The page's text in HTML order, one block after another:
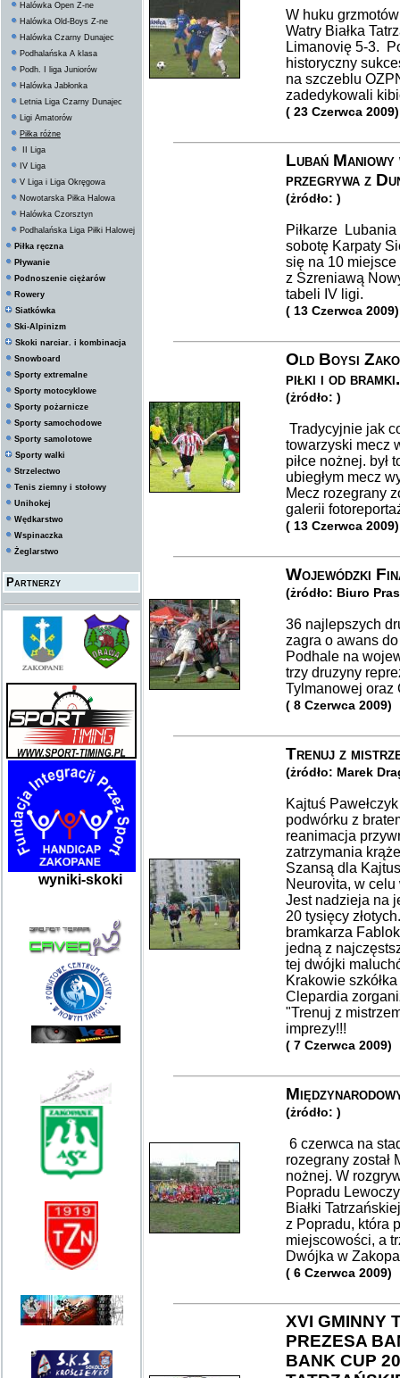
Halówka Open Z-ne
Halówka Old-Boys Z-ne
Halówka Czarny Dunajec
Podhalańska A klasa
Podh. I liga Juniorów
Halówka Jabłonka
Letnia Liga Czarny Dunajec
Ligi Amatorów
Piłka różne
II Liga
IV Liga
V Liga i Liga Okręgowa
Nowotarska Piłka Halowa
Halówka Czorsztyn
Podhalańska Liga Piłki Halowej
Piłka ręczna
Pływanie
Podnoszenie ciężarów
Rowery
Siatkówka
Ski-Alpinizm
Skoki narciar. i kombinacja
Snowboard
Sporty extremalne
Sporty motocyklowe
Sporty pożarnicze
Sporty samochodowe
Sporty samolotowe
Sporty walki
Strzelectwo
Tenis ziemny i stołowy
Unihokej
Wędkarstwo
Wspinaczka
Żeglarstwo
Partnerzy
wyniki-skoki
W huku
Watry Białka
Limanovię 5-3.
historyczny
na szczeblu
zadedykowali
( 23 Czerwca 2009)
Lubań
przegrywa z
(żródło: )
Piłkarze
sobotę Karpaty
się na 10
z Szreniawą
tabeli IV ligi.
( 13 Czerwca 2009)
Old Boysi
piłki i od bramki.
(żródło: )
Tradycyjnie jak
towarzyski mecz
piłce nożnej. był
ubiegłym mecz
Mecz rozegrany
galerii
( 13 Czerwca 2009)
Wojewódzki
(żródło: Biuro
36 najlepszych
zagra o awans
Podhale na
trzy druzyny
Tylmanowej oraz
( 8 Czerwca 2009)
Trenuj z
(żródło: Marek
Kajtuś
podwórku z
reanimacja
zatrzymania
Szansą dla
Neurovita, w
Jest nadzieja na
20 tysięcy
bramkarza
jedną z
tej dwójki
Krakowie
Clepardia
"Trenuj z
imprezy!!!
( 7 Czerwca 2009)
(żródło: )
6 czerwca na
rozegrany został
nożnej. W
Popradu
Białki
z Popradu, która
miejscowości, a
Dwójka w
( 6 Czerwca 2009)
XVI GMINNY
PREZESA
BANK CUP